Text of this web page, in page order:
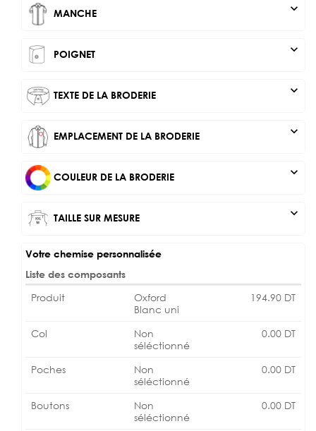
MANCHE expand_more
POIGNET expand_more
TEXTE DE LA BRODERIE expand_more
EMPLACEMENT DE LA BRODERIE expand_more
COULEUR DE LA BRODERIE expand_more
TAILLE SUR MESURE expand_more
Votre chemise personnalisée
Liste des composants
Produit
Oxford
Blanc uni
194.90 DT
Col
Non
séléctionné
0.00 DT
Poches
Non
séléctionné
0.00 DT
Boutons
Non
séléctionné
0.00 DT